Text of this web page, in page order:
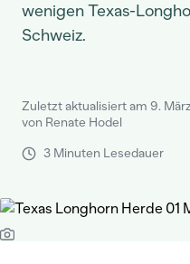
wenigen Texas-
Schweiz.
Zuletzt aktualisiert am 9.
von Renate Hodel
3 Minuten Lesedauer